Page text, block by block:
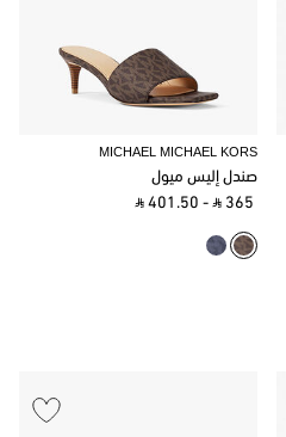
MICHAEL MICHAEL KORS
صندل إليس ميول
‎ ⃁ 365 ‎
-
‎ ⃁ 401.50 ‎